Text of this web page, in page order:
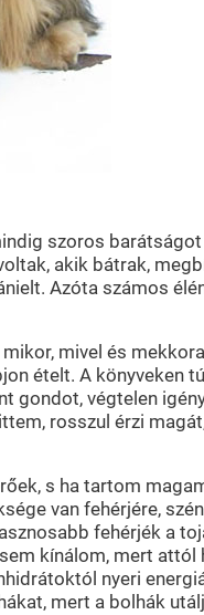
szoros
akik bátrak,
Azóta számos
mivel és
ételt. A könyveken
gondot, végtelen
rosszul érzi
s ha tartom
van fehérjére,
fehérjék a
kínálom, mert
nyeri
mert a bolhák